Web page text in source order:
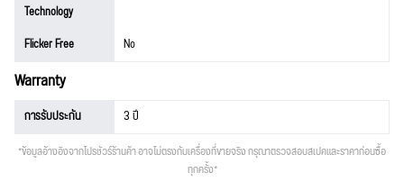
Technology
Flicker Free
No
Warranty
การรับประกัน 3 ปี
*ข้อมูลอ้างอิงจากโปรชัวร์ร้านค้า อาจไม่ตรงกับเครื่องที่ขายจริง กรุณาตรวจสอบสเปคและราคาก่อนซื้อ
ทุกครั้ง*